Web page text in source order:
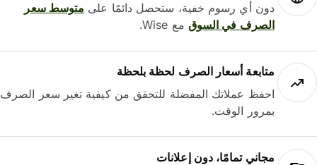
دون أي رسوم خفية، ستحصل دائمًا على متوسط ​​سعر
الصرف في السوق مع Wise.
متابعة أسعار الصرف لحظة بلحظة
احفظ عملاتك المفضلة للتحقق من كيفية تغير سعر الصرف
بمرور الوقت.
مجاني تمامًا، دون إعلانات